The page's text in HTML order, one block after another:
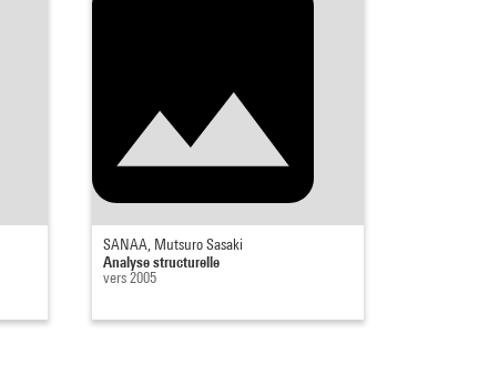
SANAA, Mutsuro Sasaki
Analyse structurelle
vers 2005